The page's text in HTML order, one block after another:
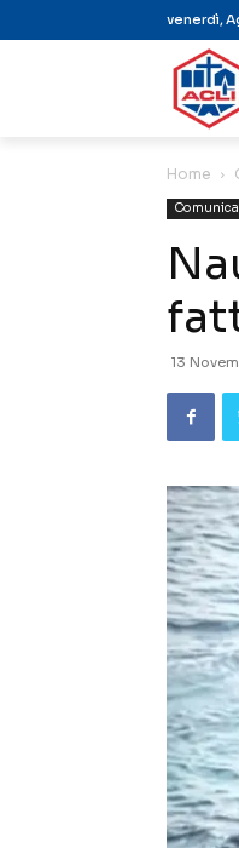
venerdì,
Home
13